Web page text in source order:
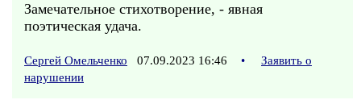
Замечательное стихотворение, - явная
поэтическая удача.
Сергей Омельченко 07.09.2023 16:46 •
Заявить о
нарушении